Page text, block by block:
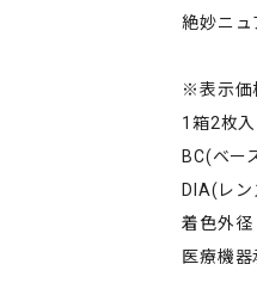
絶妙ニュ
※表示価
1箱2枚
BC(ベー
DIA(レ
着色外
医療機